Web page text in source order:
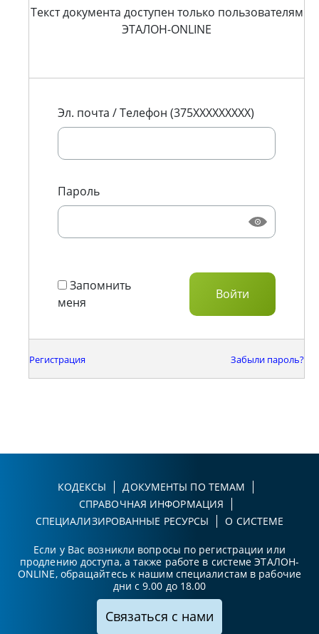
Текст документа доступен только пользователям
ЭТАЛОН-ONLINE
Эл. почта / Телефон (375XXXXXXXXX)
Пароль
Запомнить
меня
Регистрация Забыли пароль?
КОДЕКСЫ
ДОКУМЕНТЫ ПО ТЕМАМ
СПРАВОЧНАЯ ИНФОРМАЦИЯ
СПЕЦИАЛИЗИРОВАННЫЕ РЕСУРСЫ
О СИСТЕМЕ
Если у Вас возникли вопросы по регистрации или
продлению доступа, а также работе в системе ЭТАЛОН-
ONLINE, обращайтесь к нашим специалистам в рабочие
дни с 9.00 до 18.00
Связаться с нами